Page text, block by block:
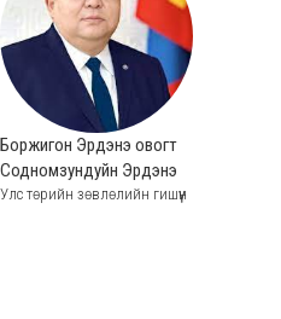
Боржигон Эрдэнэ овогт
Содномзундуйн Эрдэнэ
Улс төрийн зөвлөлийн гишүүн